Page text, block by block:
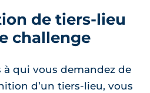
de tiers-lieu
challenge
à qui vous demandez de
d’un tiers-lieu, vous